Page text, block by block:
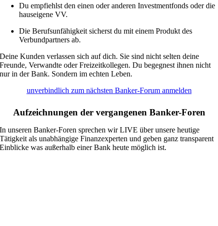
Du empfiehlst den einen oder anderen Investmentfonds oder die
hauseigene VV.
Die Berufsunfähigkeit sicherst du mit einem Produkt des
Verbundpartners ab.
Deine Kunden verlassen sich auf dich. Sie sind nicht selten deine
Freunde, Verwandte oder Freizeitkollegen. Du begegnest ihnen nicht
nur in der Bank. Sondern im echten Leben.
unverbindlich zum nächsten Banker-Forum anmelden
Aufzeichnungen der vergangenen Banker-Foren
In unseren Banker-Foren sprechen wir LIVE über unsere heutige
Tätigkeit als unabhängige Finanzexperten und geben ganz transparent
Einblicke was außerhalb einer Bank heute möglich ist.